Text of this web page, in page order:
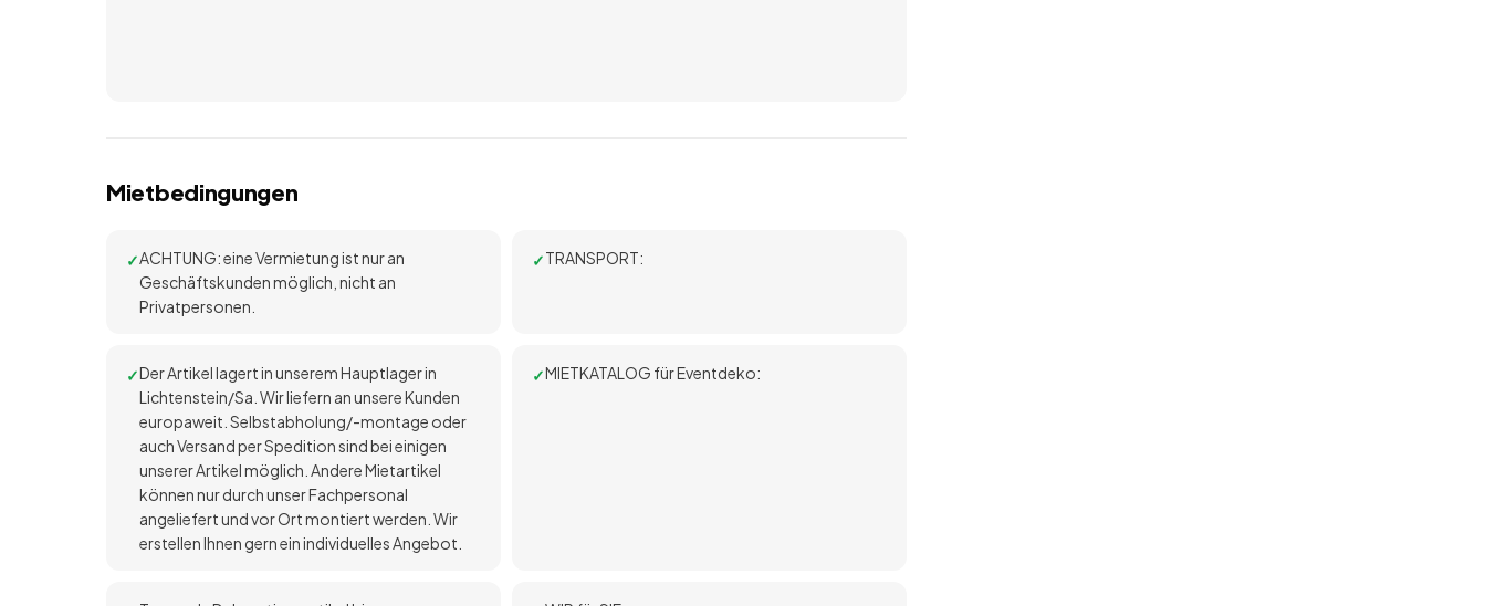
Mietbedingungen
ACHTUNG: eine Vermietung ist nur an
Geschäftskunden möglich, nicht an
Privatpersonen.
TRANSPORT:
Der Artikel lagert in unserem Hauptlager in
Lichtenstein/Sa. Wir liefern an unsere Kunden
europaweit. Selbstabholung/-montage oder
auch Versand per Spedition sind bei einigen
unserer Artikel möglich. Andere Mietartikel
können nur durch unser Fachpersonal
angeliefert und vor Ort montiert werden. Wir
erstellen Ihnen gern ein individuelles Angebot.
MIETKATALOG für Eventdeko: